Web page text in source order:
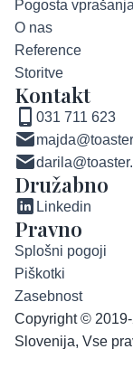
Pogosta
O nas
Reference
Storitve
Kontakt
031 711 623
Družabno
Linkedin
Pravno
Splošni pogoji
Piškotki
Zasebnost
Copyright ©
Slovenija, Vse